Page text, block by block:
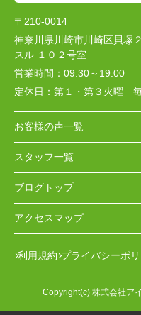
〒210-0014
神奈川県川崎市川崎区貝塚
スル １０２号室
営業時間： 09:30～19:00
定休日： 第１・第３火曜
お客様の声一覧
スタッフ一覧
ブログトップ
アクセスマップ
利用規約 プライバシーポ
Copyright(c) 株式会社ア